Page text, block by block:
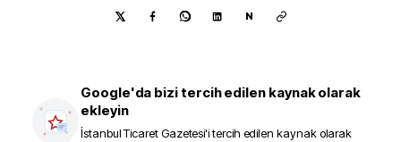
N
Google'da bizi tercih edilen kaynak olarak
ekleyin
İstanbul Ticaret Gazetesi'i tercih edilen kaynak olarak